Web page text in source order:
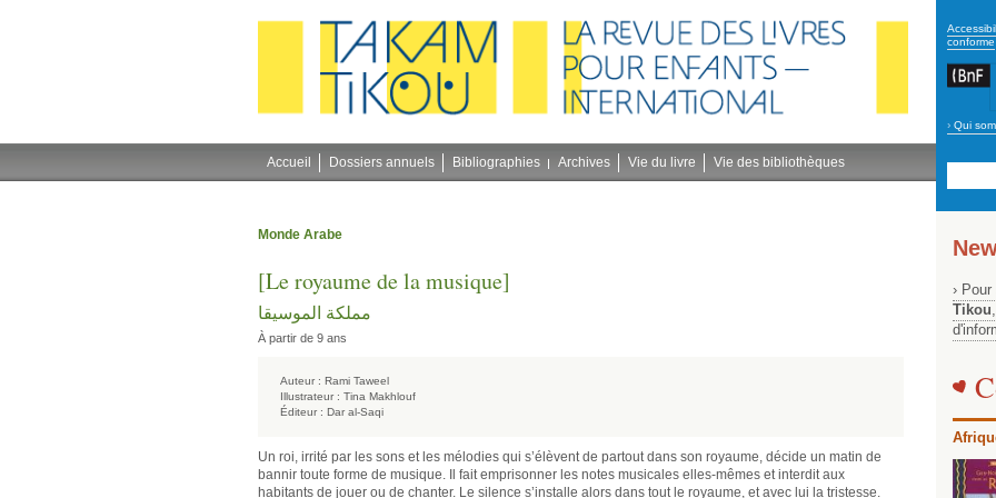
conforme
› Qui
Accueil Dossiers annuels Bibliographies Archives Vie du livre Vie des bibliothèques
Monde Arabe
[Le royaume de la musique]
مملكة الموسيقا
À partir de 9 ans
Auteur : Rami Taweel
Illustrateur : Tina Makhlouf
Éditeur : Dar al-Saqi
Un roi, irrité par les sons et les mélodies qui s’élèvent de partout dans son royaume, décide un matin de
bannir toute forme de musique. Il fait emprisonner les notes musicales elles-mêmes et interdit aux
habitants de jouer ou de chanter. Le silence s’installe alors dans tout le royaume, et avec lui la tristesse.
›
Tikou